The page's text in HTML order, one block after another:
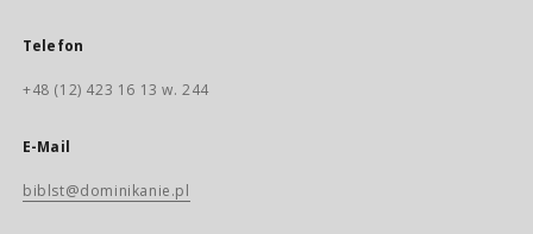
Telefon
+48 (12) 423 16 13 w. 244
E-Mail
biblst@dominikanie.pl